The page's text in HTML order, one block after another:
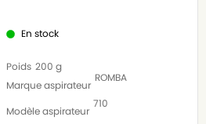
En stock
Poids 200 g
Marque aspirateur
ROMBA
Modèle aspirateur
710